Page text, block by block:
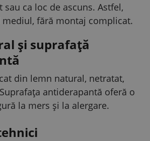
sau ca loc de ascuns. Astfel,
fără montaj complicat.
și suprafață
din lemn natural, netratat,
antiderapantă oferă o
la mers și la alergare.